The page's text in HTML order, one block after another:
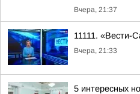
Вчера, 21:37
11111. «Вести-
Вчера, 21:33
5 интересных